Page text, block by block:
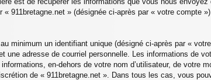
« 911bretagne.net » (désignée ci-après par « votre
minimum un identifiant unique (désigné ci-après par «
une adresse de courriel personnelle. Les informations de
en-dehors de votre nom d’utilisateur, de votre
de « 911bretagne.net ». Dans tous les cas, vous